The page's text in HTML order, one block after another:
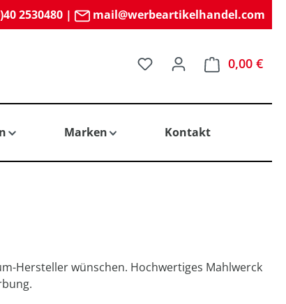
2530480| mail@werbeartikelhandel.com
Du hast 0 Produkte auf
0,00 €
Marken Kontakt
Hersteller wünschen. Hochwertiges Mahlwerck